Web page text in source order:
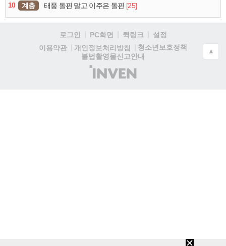
10
계층 태풍 돌핀 말고 이주은 돌핀 [25]
로그인 PC화면 퀵링크
설정
이용약관
개인정보처리방침
청소년보호정책
불법촬영물신고안내
(주)
인
▲